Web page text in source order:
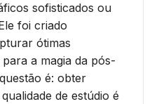
sofisticados ou
foi criado
ótimas
a magia da pós-
é: obter
de estúdio é